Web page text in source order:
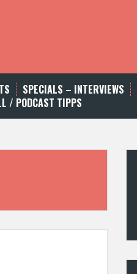
SPECIALS – INTERVIEWS
/ PODCAST TIPPS